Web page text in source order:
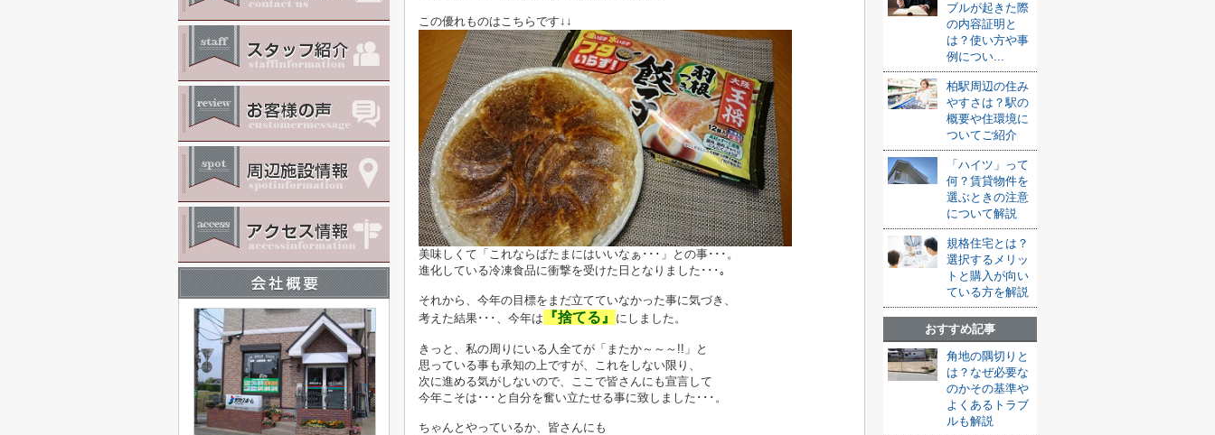
この優れものはこちらです↓↓
美味しくて「これならばたまにはいいなぁ･･･」との事･･･。
進化している冷凍食品に衝撃を受けた日となりました･･･｡
それから、今年の目標をまだ立てていなかった事に気づき、
考えた結果･･･、今年は
『捨てる』 にしました。
きっと、私の周りにいる人全てが「またか～～～!!」と
思っている事も承知の上ですが、これをしない限り、
次に進める気がしないので、ここで皆さんにも宣言して
今年こそは･･･と自分を奮い立たせる事に致しました･･･。
ちゃんとやっているか、皆さんにも
ブルが起きた際
の内容証明と
は？使い方や事
例につい...
柏駅周辺の住み
やすさは？駅の
概要や住環境に
ついてご紹介
「ハイツ」って
何？賃貸物件を
選ぶときの注意
について解説
規格住宅とは？
選択するメリッ
トと購入が向い
ている方を解説
おすすめ記事
角地の隅切りと
は？なぜ必要な
のかその基準や
よくあるトラブ
ルも解説